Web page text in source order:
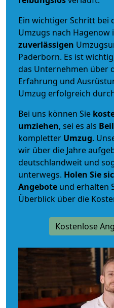
Ein wichtiger Schritt bei
Umzugs nach Hagenow
zuverlässigen
Paderborn. Es ist
das Unternehmen über
Erfahrung und
Umzug erfolgreich
Bei uns können Sie
umziehen, sei es als
kompletter Umzug.
wir über die Jahre
deutschlandweit und
unterwegs. Holen Sie
Angebote und erhalten
Überblick über die
Kostenlose